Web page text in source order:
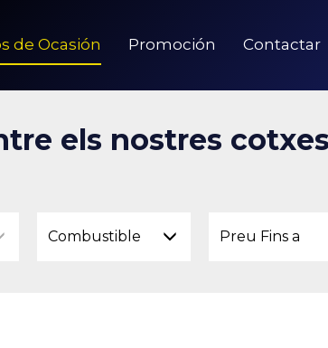
de Ocasión Promoción Contactar
els nostres
Combustible Preu Fins a